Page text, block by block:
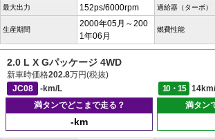
最大出力 152ps/6000rpm 過給器（ターボ）
生産期間
2000年05月～200
1年06月
燃費性能
2.0 L X Gパッケージ 4WD
新車時価格202.8万円(税抜)
JC08
-km/L 10・15
満タンでどこまで走る？
-km
満タン